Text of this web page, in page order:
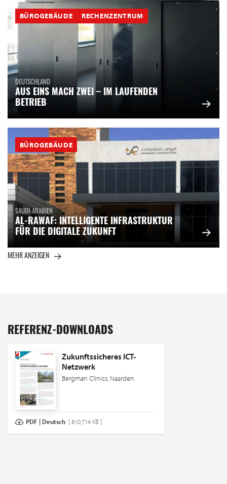
BÜROGEBÄUDE RECHENZENTRUM
DEUTSCHLAND
AUS EINS MACH ZWEI – IM LAUFENDEN
BETRIEB
BÜROGEBÄUDE
SAUDI-ARABIEN
AL-RAWAF: INTELLIGENTE INFRASTRUKTUR
FÜR DIE DIGITALE ZUKUNFT
MEHR ANZEIGEN
REFERENZ-DOWNLOADS
Zukunftssicheres ICT-
Netzwerk
Bergman Clinics, Naarden
PDF | Deutsch [ 810,714 KB ]